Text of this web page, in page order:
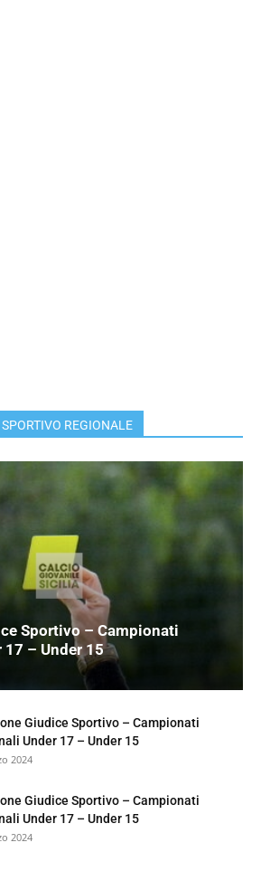
REGIONALE
Sportivo – Campionati
17 – Under 15
Giudice Sportivo – Campionati
Under 17 – Under 15
2024
Giudice Sportivo – Campionati
Under 17 – Under 15
2024